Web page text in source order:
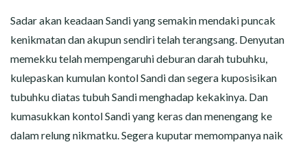
Sadar akan keadaan Sandi yang semakin mendaki puncak
kenikmatan dan akupun sendiri telah terangsang. Denyutan
memekku telah mempengaruhi deburan darah tubuhku,
kulepaskan kumulan kontol Sandi dan segera kuposisikan
tubuhku diatas tubuh Sandi menghadap kekakinya. Dan
kumasukkan kontol Sandi yang keras dan menengang ke
dalam relung nikmatku. Segera kuputar memompanya naik